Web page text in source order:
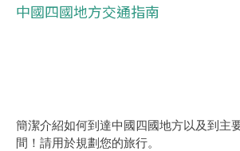
中國四國地方交通指南
簡潔介紹如何到達中國四國地方以及到主
間！請用於規劃您的旅行。